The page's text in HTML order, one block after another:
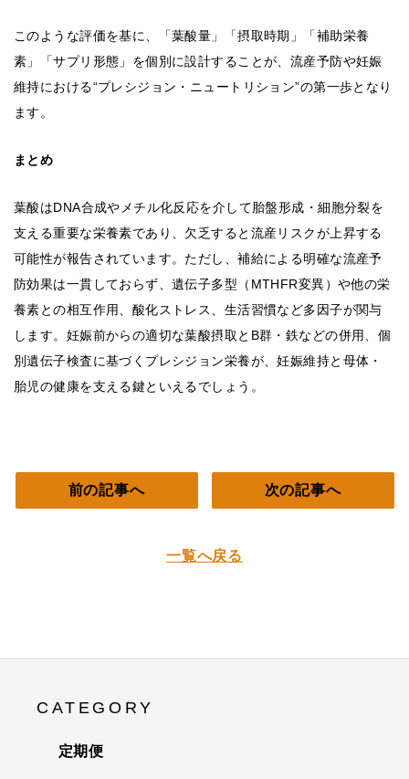
このような評価を基に、「葉酸量」「摂取時期」「補助栄養
素」「サプリ形態」を個別に設計することが、流産予防や妊娠
維持における“プレシジョン・ニュートリション”の第一歩となり
ます。
まとめ
葉酸はDNA合成やメチル化反応を介して胎盤形成・細胞分裂を
支える重要な栄養素であり、欠乏すると流産リスクが上昇する
可能性が報告されています。ただし、補給による明確な流産予
防効果は一貫しておらず、遺伝子多型（MTHFR変異）や他の栄
養素との相互作用、酸化ストレス、生活習慣など多因子が関与
します。妊娠前からの適切な葉酸摂取とB群・鉄などの併用、個
別遺伝子検査に基づくプレシジョン栄養が、妊娠維持と母体・
胎児の健康を支える鍵といえるでしょう。
前の記事へ
一覧へ戻る
次の記事へ
CATEGORY
定期便